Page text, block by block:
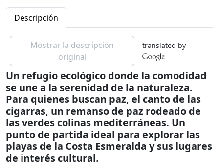
Descripción
Mostrar la descripción
original
translated by
Un refugio ecológico donde la comodidad
se une a la serenidad de la naturaleza.
Para quienes buscan paz, el canto de las
cigarras, un remanso de paz rodeado de
las verdes colinas mediterráneas. Un
punto de partida ideal para explorar las
playas de la Costa Esmeralda y sus lugares
de interés cultural.